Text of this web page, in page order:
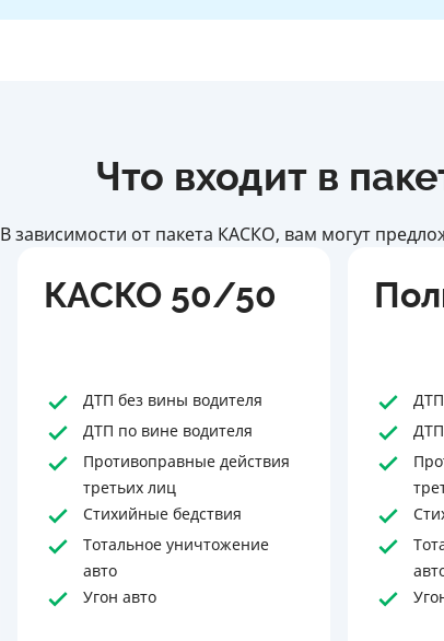
Что входит в
В зависимости от пакета КАСКО, вам могут
КАСКО 50/50
ДТП без вины водителя
ДТП по вине водителя
Противоправные действия
третьих лиц
Стихийные бедствия
Тотальное уничтожение
авто
Угон авто